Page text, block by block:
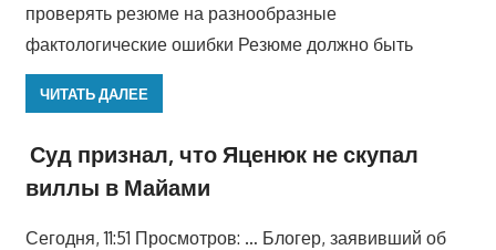
проверять резюме на разнообразные
фактологические ошибки Резюме должно быть
ЧИТАТЬ ДАЛЕЕ
Суд признал, что Яценюк не скупал
виллы в Майами
Сегодня, 11:51 Просмотров: … Блогер, заявивший об